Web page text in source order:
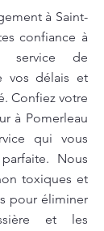
à Saint-
confiance à
service de
vos délais et
Confiez votre
à Pomerleau
qui vous
Nous
toxiques et
pour éliminer
et les